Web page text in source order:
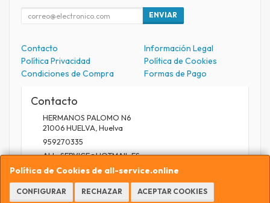
Política de Cookies de all-service.online
CONFIGURAR RECHAZAR ACEPTAR COOKIES
ENVIAR
Contacto
Información Legal
Política Privacidad
Política de Cookies
Condiciones de Compra
Formas de Pago
Contacto
HERMANOS PALOMO N6
21006HUELVA Huelva
959270335
ALL_SERVICE@HOTMAIL.ES
Horario